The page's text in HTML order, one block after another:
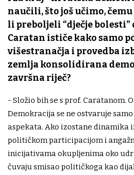
naučili, što još učimo,
li preboljeli “dječje bolesti”
Caratan ističe kako samo
višestranačja i provedba
zemlja konsolidirana
završna riječ?
- Složio bih se s prof. Caratanom.
Demokracija se ne ostvaruje
aspekata. Ako izostane dinamika
političkom participacijom i
inicijativama okupljenima oko
čuvaju smisao političkoga kao